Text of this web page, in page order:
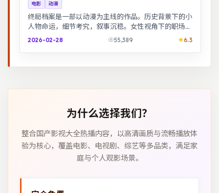
电影 动漫
终局档案是一部以动漫为主线的作品。历史背景下的小
人物命运，细节考究，叙事沉稳。女性视角下的职场与
家庭平衡议题，台词犀利，共鸣感强。
2026-02-28 55,389 6.3
为什么选择我们？
整合国产影视大全热播内容，以高清画质与流畅播放体
验为核心，覆盖电影、电视剧、综艺等多品类，满足家
庭与个人观影场景。